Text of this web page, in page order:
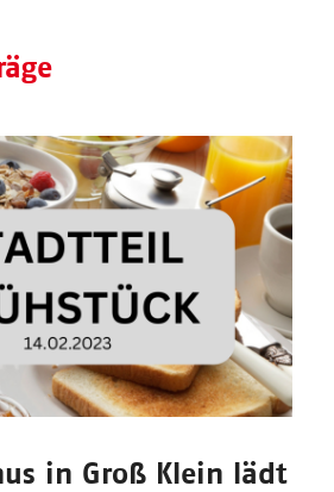
in Groß Klein lädt